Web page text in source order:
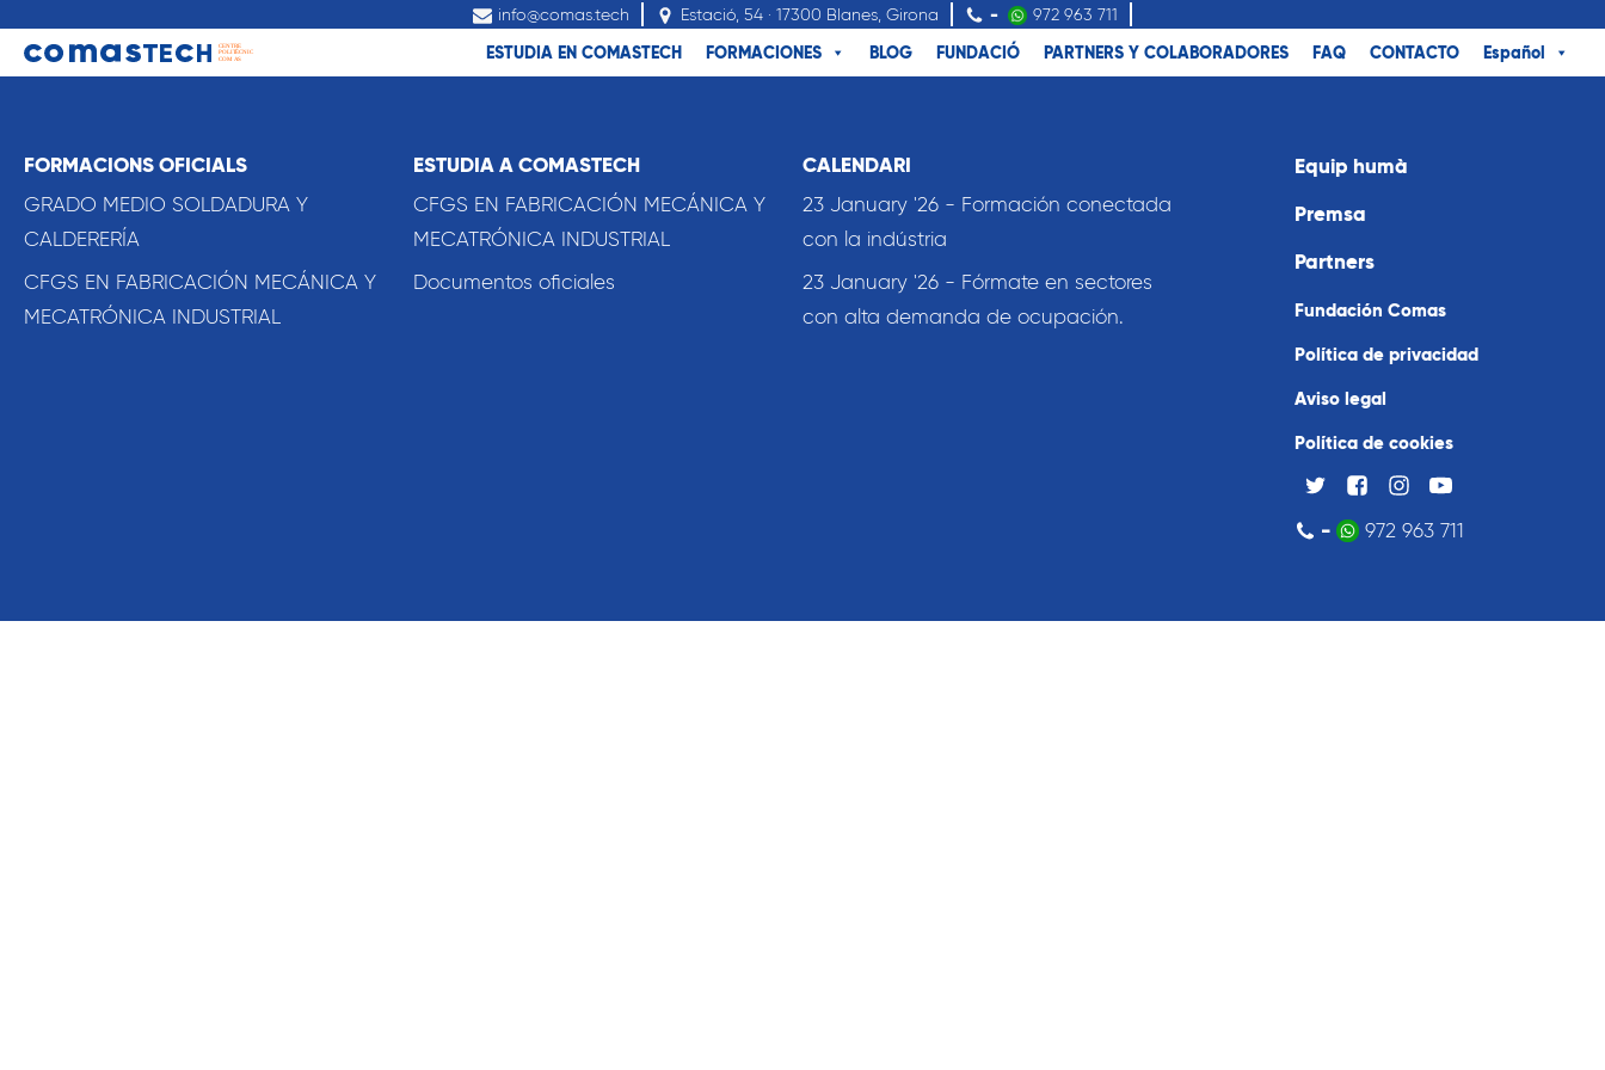
info@comas.tech Estació, 54 · 17300 Blanes, Girona - 972 963 711
ESTUDIA EN COMASTECH FORMACIONES BLOG FUNDACIÓ PARTNERS Y COLABORADORES FAQ CONTACTO Español
FORMACIONS OFICIALS
GRADO MEDIO SOLDADURA Y
CALDERERÍA
CFGS EN FABRICACIÓN MECÁNICA Y
MECATRÓNICA INDUSTRIAL
ESTUDIA A COMASTECH
CFGS EN FABRICACIÓN MECÁNICA Y
MECATRÓNICA INDUSTRIAL
Documentos oficiales
CALENDARI
23 January '26 - Formación conectada
con la indústria
23 January '26 - Fórmate en sectores
con alta demanda de ocupación.
Equip humà
Premsa
Partners
Fundación Comas
Política de privacidad
Aviso legal
Política de cookies
- 972 963 711